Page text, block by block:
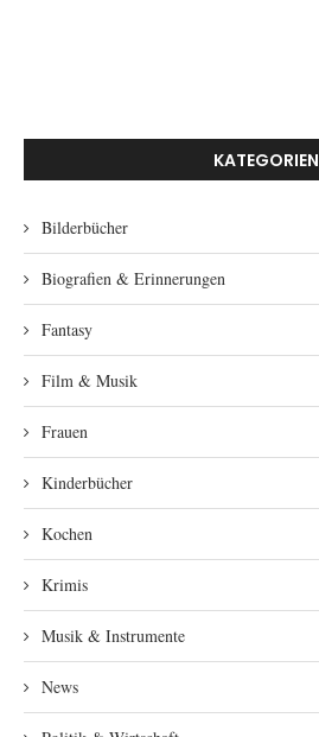
KATEGORIEN
Bilderbücher
Biografien & Erinnerungen
Fantasy
Film & Musik
Frauen
Kinderbücher
Kochen
Krimis
Musik & Instrumente
News